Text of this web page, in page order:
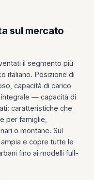
sul mercato
il segmento più
italiano. Posizione di
capacità di carico
— capacità di
caratteristiche che
per famiglie,
o montane. Sul
e copre tutte le
fino ai modelli full-